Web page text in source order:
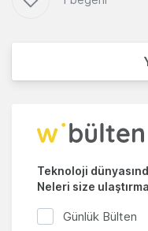
Teknoloji
Neleri size
Günlük Bülten